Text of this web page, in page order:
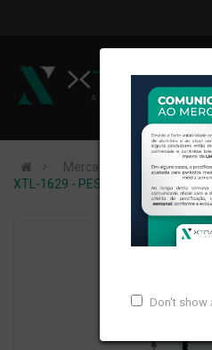
Don't show
Mercados de Atuação
XTL-1629 - PESO LINEAR: